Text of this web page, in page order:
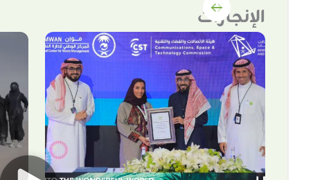
الإنجازات